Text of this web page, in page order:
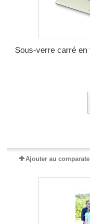
Sous-verre carré
Ajouter au